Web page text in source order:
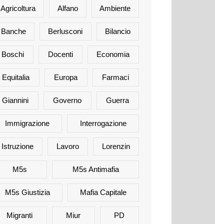
Agricoltura Alfano Ambiente
Banche Berlusconi Bilancio
Boschi Docenti Economia
Equitalia Europa Farmaci
Giannini Governo Guerra
Immigrazione Interrogazione
Istruzione Lavoro Lorenzin
M5s M5s Antimafia
M5s Giustizia Mafia Capitale
Migranti Miur PD